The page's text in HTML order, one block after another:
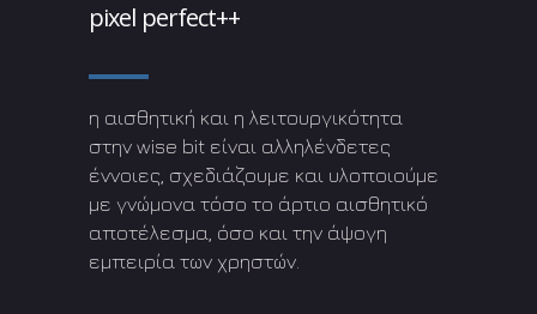
pixel perfect++
η αισθητική και η λειτουργικότητα
στην wise bit είναι αλληλένδετες
έννοιες, σχεδιάζουμε και υλοποιούμε
με γνώμονα τόσο το άρτιο αισθητικό
αποτέλεσμα, όσο και την άψογη
εμπειρία των χρηστών.